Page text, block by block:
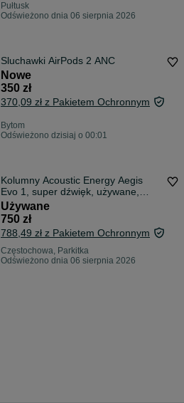
Pułtusk
Odświeżono dnia 06 sierpnia 2026
Sluchawki AirPods 2 ANC
Nowe
350 zł
370,09 zł z Pakietem Ochronnym
Bytom
Odświeżono dzisiaj o 00:01
Kolumny Acoustic Energy Aegis
Evo 1, super dźwięk, używane,
100% sprawne, pierwszy właściciel.
Oryginalny karton. Do negocjacji.
Używane
750 zł
788,49 zł z Pakietem Ochronnym
Częstochowa, Parkitka
Odświeżono dnia 06 sierpnia 2026